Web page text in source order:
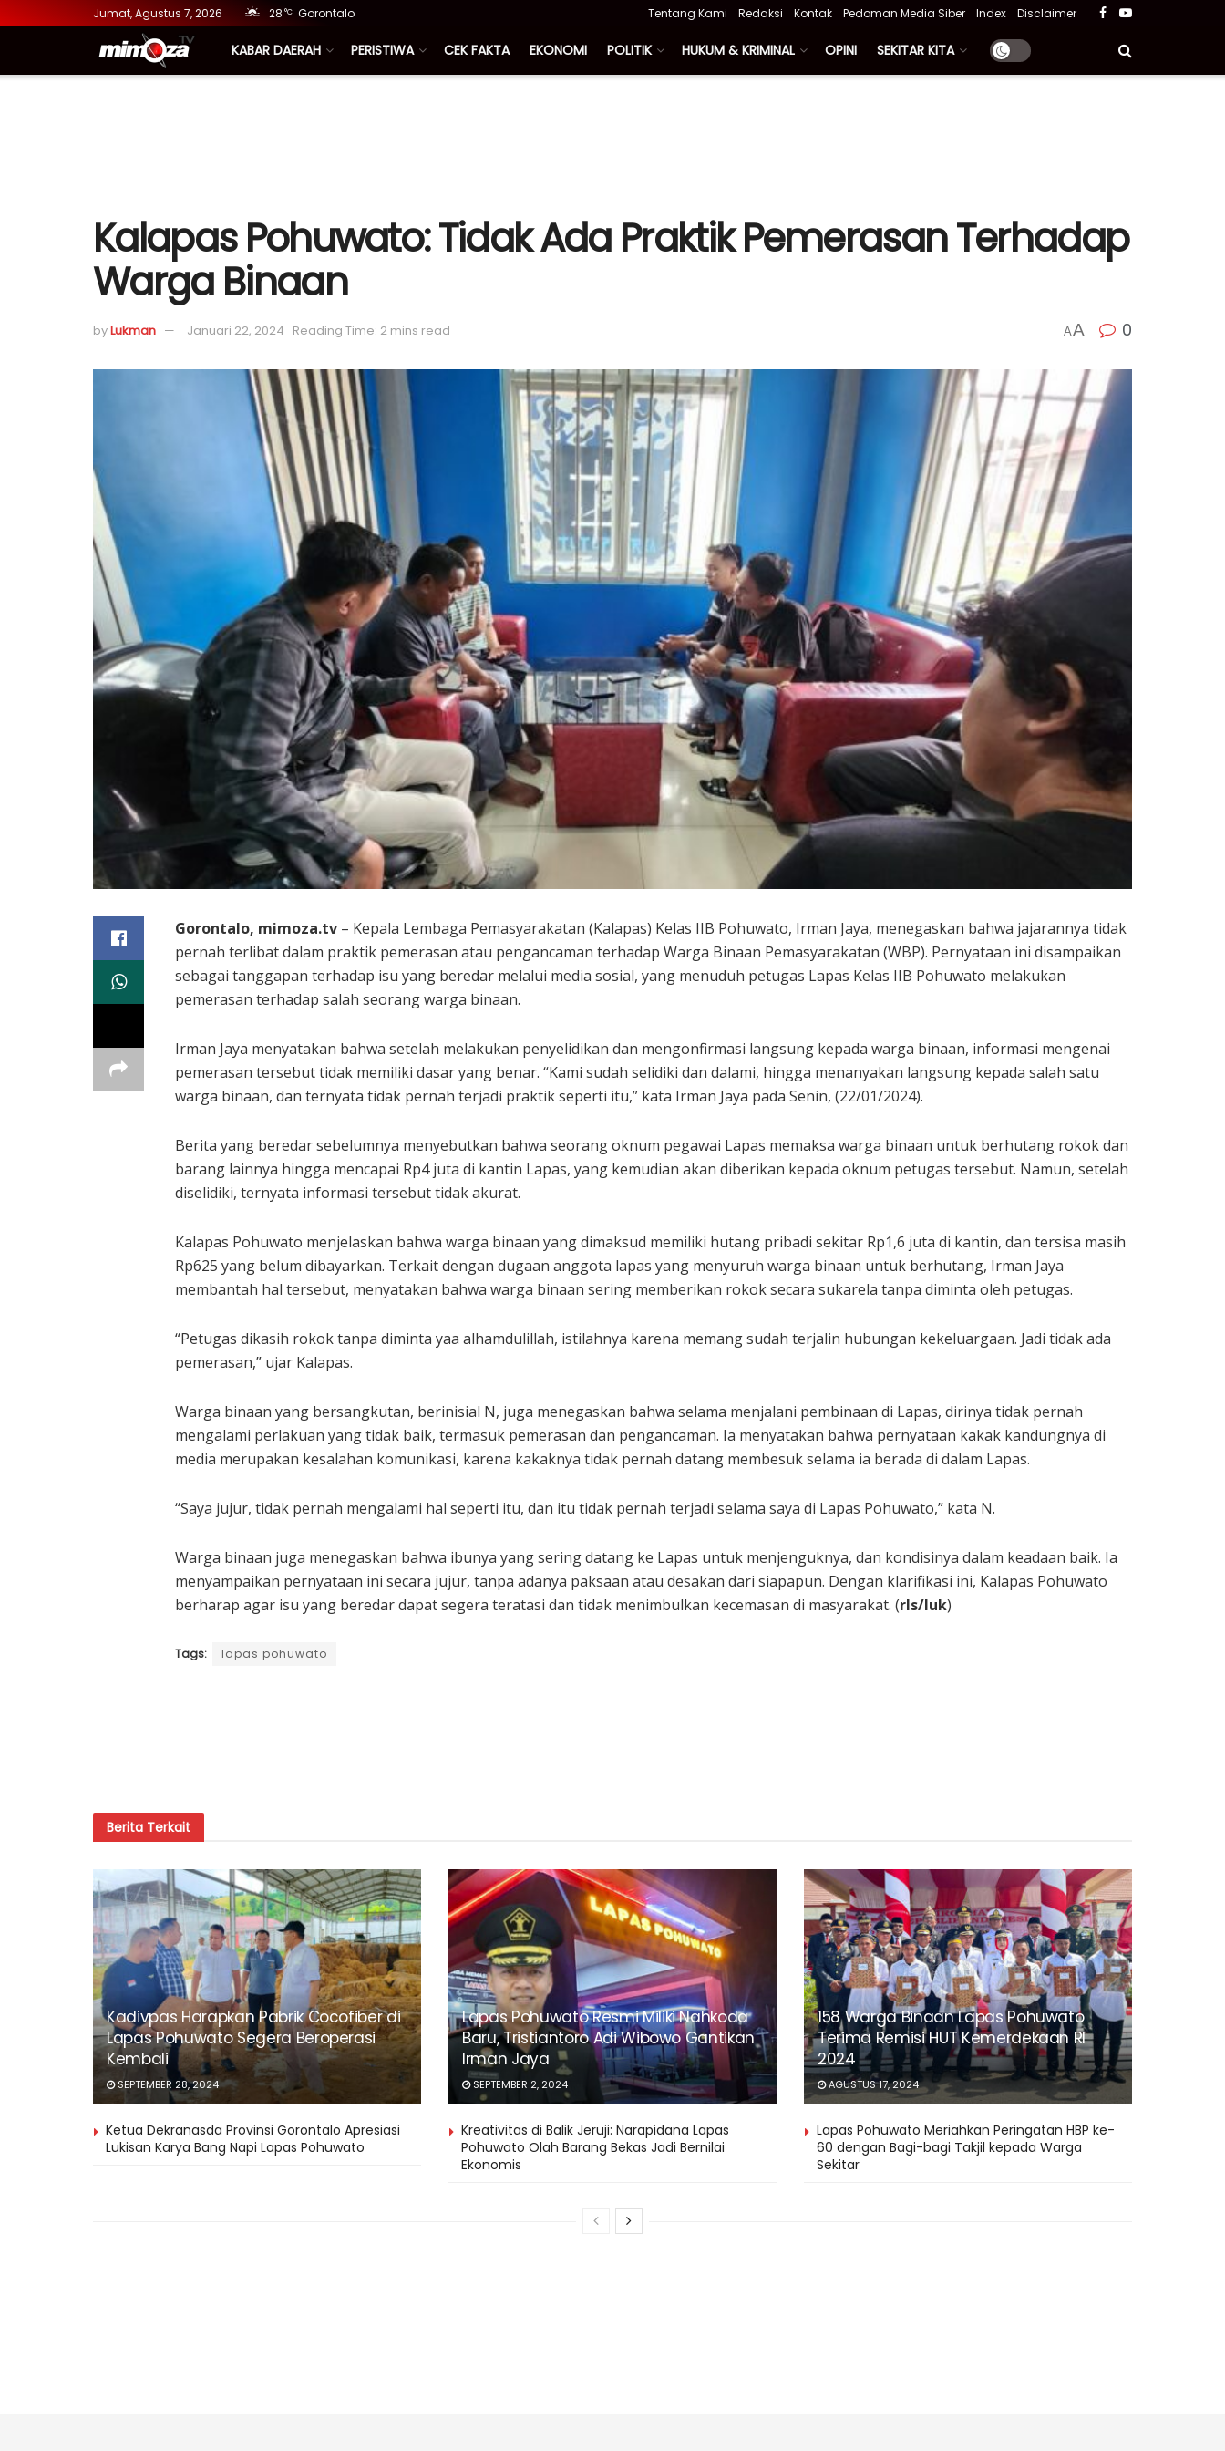
Jumat, Agustus 7, 2026 28 °C Gorontalo Tentang Kami Redaksi Kontak Pedoman Media Siber Index Disclaimer
KABAR DAERAH PERISTIWA CEK FAKTA EKONOMI POLITIK HUKUM & KRIMINAL OPINI SEKITAR KITA
Kalapas Pohuwato: Tidak Ada Praktik Pemerasan Terhadap
Warga Binaan
byLukman Januari 22, 2024 Reading Time: 2 mins read AA 0
Gorontalo, mimoza.tv – Kepala Lembaga Pemasyarakatan (Kalapas) Kelas IIB Pohuwato, Irman Jaya, menegaskan bahwa jajarannya tidak
pernah terlibat dalam praktik pemerasan atau pengancaman terhadap Warga Binaan Pemasyarakatan (WBP). Pernyataan ini disampaikan
sebagai tanggapan terhadap isu yang beredar melalui media sosial, yang menuduh petugas Lapas Kelas IIB Pohuwato melakukan
pemerasan terhadap salah seorang warga binaan.
Irman Jaya menyatakan bahwa setelah melakukan penyelidikan dan mengonfirmasi langsung kepada warga binaan, informasi mengenai
pemerasan tersebut tidak memiliki dasar yang benar. “Kami sudah selidiki dan dalami, hingga menanyakan langsung kepada salah satu
warga binaan, dan ternyata tidak pernah terjadi praktik seperti itu,” kata Irman Jaya pada Senin, (22/01/2024).
Berita yang beredar sebelumnya menyebutkan bahwa seorang oknum pegawai Lapas memaksa warga binaan untuk berhutang rokok dan
barang lainnya hingga mencapai Rp4 juta di kantin Lapas, yang kemudian akan diberikan kepada oknum petugas tersebut. Namun, setelah
diselidiki, ternyata informasi tersebut tidak akurat.
Kalapas Pohuwato menjelaskan bahwa warga binaan yang dimaksud memiliki hutang pribadi sekitar Rp1,6 juta di kantin, dan tersisa masih
Rp625 yang belum dibayarkan. Terkait dengan dugaan anggota lapas yang menyuruh warga binaan untuk berhutang, Irman Jaya
membantah hal tersebut, menyatakan bahwa warga binaan sering memberikan rokok secara sukarela tanpa diminta oleh petugas.
“Petugas dikasih rokok tanpa diminta yaa alhamdulillah, istilahnya karena memang sudah terjalin hubungan kekeluargaan. Jadi tidak ada
pemerasan,” ujar Kalapas.
Warga binaan yang bersangkutan, berinisial N, juga menegaskan bahwa selama menjalani pembinaan di Lapas, dirinya tidak pernah
mengalami perlakuan yang tidak baik, termasuk pemerasan dan pengancaman. Ia menyatakan bahwa pernyataan kakak kandungnya di
media merupakan kesalahan komunikasi, karena kakaknya tidak pernah datang membesuk selama ia berada di dalam Lapas.
“Saya jujur, tidak pernah mengalami hal seperti itu, dan itu tidak pernah terjadi selama saya di Lapas Pohuwato,” kata N.
Warga binaan juga menegaskan bahwa ibunya yang sering datang ke Lapas untuk menjenguknya, dan kondisinya dalam keadaan baik. Ia
menyampaikan pernyataan ini secara jujur, tanpa adanya paksaan atau desakan dari siapapun. Dengan klarifikasi ini, Kalapas Pohuwato
berharap agar isu yang beredar dapat segera teratasi dan tidak menimbulkan kecemasan di masyarakat. (rls/luk)
Tags: lapas pohuwato
Berita Terkait
Kadivpas Harapkan Pabrik Cocofiber di
Lapas Pohuwato Segera Beroperasi
Kembali
SEPTEMBER 28, 2024
Lapas Pohuwato Resmi Miliki Nahkoda
Baru, Tristiantoro Adi Wibowo Gantikan
Irman Jaya
SEPTEMBER 2, 2024
158 Warga Binaan Lapas Pohuwato
Terima Remisi HUT Kemerdekaan RI
2024
AGUSTUS 17, 2024
Ketua Dekranasda Provinsi Gorontalo Apresiasi
Lukisan Karya Bang Napi Lapas Pohuwato
Kreativitas di Balik Jeruji: Narapidana Lapas
Pohuwato Olah Barang Bekas Jadi Bernilai
Ekonomis
Lapas Pohuwato Meriahkan Peringatan HBP ke-
60 dengan Bagi-bagi Takjil kepada Warga
Sekitar